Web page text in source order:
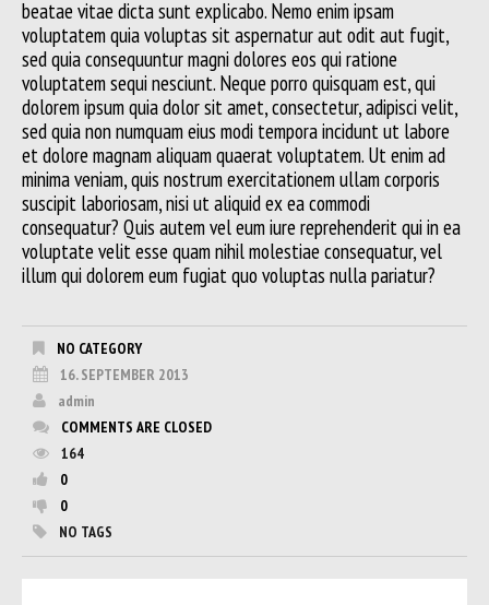
beatae vitae dicta sunt explicabo. Nemo enim ipsam
voluptatem quia voluptas sit aspernatur aut odit aut fugit,
sed quia consequuntur magni dolores eos qui ratione
voluptatem sequi nesciunt. Neque porro quisquam est, qui
dolorem ipsum quia dolor sit amet, consectetur, adipisci velit,
sed quia non numquam eius modi tempora incidunt ut labore
et dolore magnam aliquam quaerat voluptatem. Ut enim ad
minima veniam, quis nostrum exercitationem ullam corporis
suscipit laboriosam, nisi ut aliquid ex ea commodi
consequatur? Quis autem vel eum iure reprehenderit qui in ea
voluptate velit esse quam nihil molestiae consequatur, vel
illum qui dolorem eum fugiat quo voluptas nulla pariatur?
NO CATEGORY
16. SEPTEMBER 2013
admin
COMMENTS ARE CLOSED
164
0
0
NO TAGS